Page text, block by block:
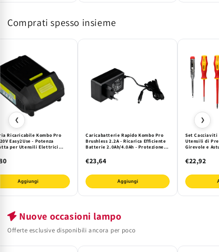
Comprati spesso insieme
❮
Ricaricabile Kombo Pro
Easy2Use - Potenza
per Utensili Elettrici
LED
Aggiungi
Caricabatterie Rapido Kombo Pro
Brushless 2.2A - Ricarica Efficiente
Batterie 2.0Ah/4.0Ah - Protezione
€23,64
Aggiungi
Set Cacciaviti
Utensili di
Girevole e
€22,92
❯
Nuove occasioni lampo
Offerte esclusive disponibili ancora per poco